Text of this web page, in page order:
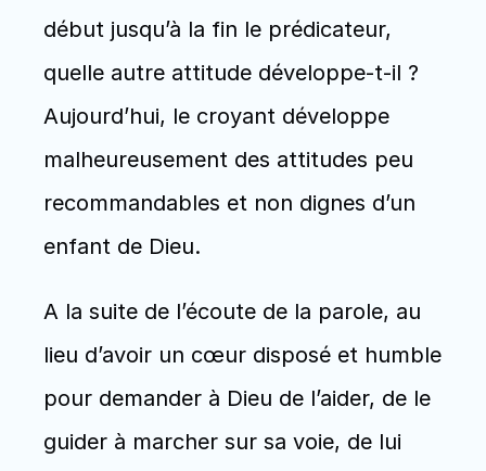
début jusqu’à la fin le prédicateur,
quelle autre attitude développe-t-il ?
Aujourd’hui, le croyant développe
malheureusement des attitudes peu
recommandables et non dignes d’un
enfant de Dieu.
A la suite de l’écoute de la parole, au
lieu d’avoir un cœur disposé et humble
pour demander à Dieu de l’aider, de le
guider à marcher sur sa voie, de lui